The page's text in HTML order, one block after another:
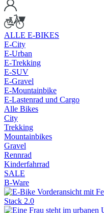
ALLE E-BIKES
E-City
E-Urban
E-Trekking
E-SUV
E-Gravel
E-Mountainbike
E-Lastenrad und Cargo
Alle Bikes
City
Trekking
Mountainbikes
Gravel
Rennrad
Kinderfahrrad
SALE
B-Ware
Stack 2.0